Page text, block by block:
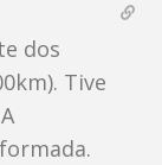
dos
Tive